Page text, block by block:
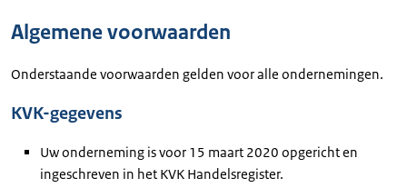
Algemene voorwaarden
Onderstaande voorwaarden gelden voor alle ondernemingen.
KVK-gegevens
Uw onderneming is voor 15 maart 2020 opgericht en
ingeschreven in het KVK Handelsregister.